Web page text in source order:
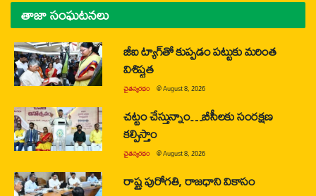
తాజా సంఘటనలు
జీఐ ట్యాగ్‌తో కుప్పడం పట్టుకు మరింత
విశిష్టత
చైతన్యరధం @August 8, 2026
చట్టం చేస్తున్నాం…బీసీలకు సంరక్షణ
కల్పిస్తాం
చైతన్యరధం @August 8, 2026
రాష్ట్ర పురోగతి, రాజధాని వికాసం